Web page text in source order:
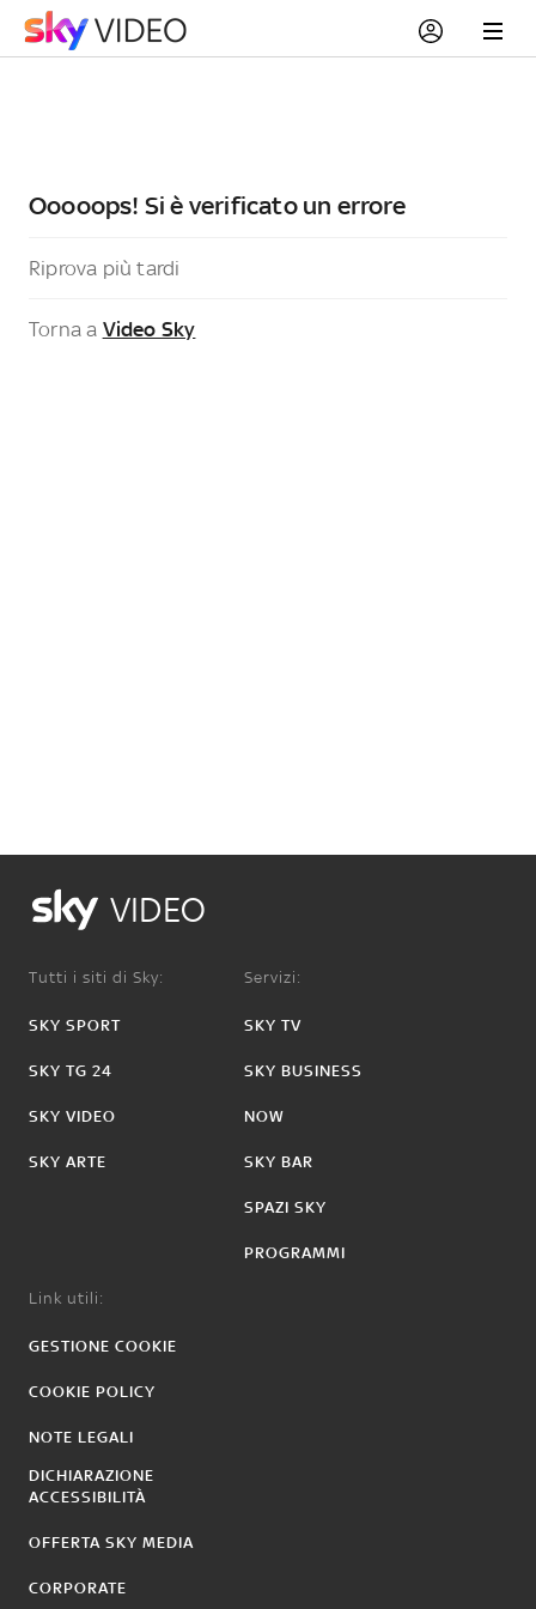
Ooooops! Si è verificato un errore
Riprova più tardi
Torna a Video Sky
VIDEO
Tutti i siti di Sky:
SKY SPORT
SKY TG 24
SKY VIDEO
SKY ARTE
Servizi:
SKY TV
SKY BUSINESS
NOW
SKY BAR
SPAZI SKY
PROGRAMMI
Link utili:
GESTIONE COOKIE
COOKIE POLICY
NOTE LEGALI
DICHIARAZIONE
ACCESSIBILITÀ
OFFERTA SKY MEDIA
CORPORATE